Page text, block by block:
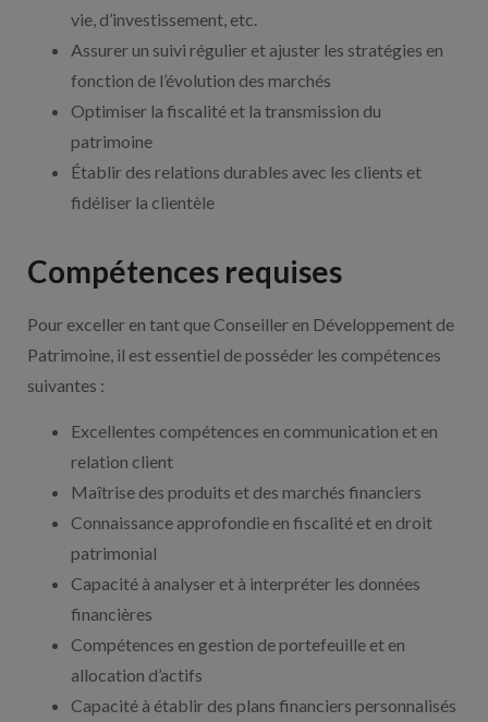
vie, d’investissement, etc.
Assurer un suivi régulier et ajuster les stratégies en
fonction de l’évolution des marchés
Optimiser la fiscalité et la transmission du
patrimoine
Établir des relations durables avec les clients et
fidéliser la clientèle
Compétences requises
Pour exceller en tant que Conseiller en Développement de
Patrimoine, il est essentiel de posséder les compétences
suivantes :
Excellentes compétences en communication et en
relation client
Maîtrise des produits et des marchés financiers
Connaissance approfondie en fiscalité et en droit
patrimonial
Capacité à analyser et à interpréter les données
financières
Compétences en gestion de portefeuille et en
allocation d’actifs
Capacité à établir des plans financiers personnalisés